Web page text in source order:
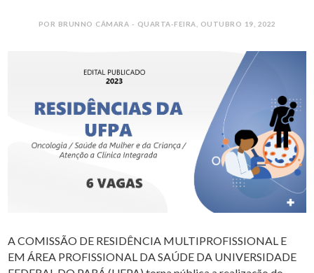
POR BRUNNO CÂMARA - QUARTA-FEIRA, OUTUBRO 19, 2022
A COMISSÃO DE RESIDÊNCIA MULTIPROFISSIONAL E
EM ÁREA PROFISSIONAL DA SAÚDE DA UNIVERSIDADE